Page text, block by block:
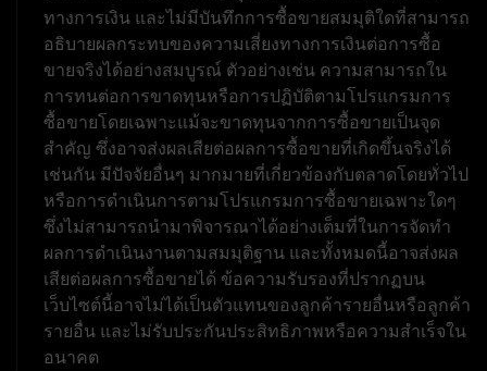
ทางการเงิน และไม่มีบันทึกการซื้อขายสมมุติใดที่สามารถ
อธิบายผลกระทบของความเสี่ยงทางการเงินต่อการซื้อ
ขายจริงได้อย่างสมบูรณ์ ตัวอย่างเช่น ความสามารถใน
การทนต่อการขาดทุนหรือการปฏิบัติตามโปรแกรมการ
ซื้อขายโดยเฉพาะแม้จะขาดทุนจากการซื้อขายเป็นจุด
สำคัญ ซึ่งอาจส่งผลเสียต่อผลการซื้อขายที่เกิดขึ้นจริงได้
เช่นกัน มีปัจจัยอื่นๆ มากมายที่เกี่ยวข้องกับตลาดโดยทั่วไป
หรือการดำเนินการตามโปรแกรมการซื้อขายเฉพาะใดๆ
ซึ่งไม่สามารถนำมาพิจารณาได้อย่างเต็มที่ในการจัดทำ
ผลการดำเนินงานตามสมมุติฐาน และทั้งหมดนี้อาจส่งผล
เสียต่อผลการซื้อขายได้ ข้อความรับรองที่ปรากฏบน
เว็บไซต์นี้อาจไม่ได้เป็นตัวแทนของลูกค้ารายอื่นหรือลูกค้า
รายอื่น และไม่รับประกันประสิทธิภาพหรือความสำเร็จใน
อนาคต